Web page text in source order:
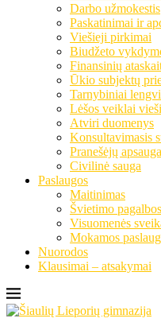
Darbo užmokestis
Paskatinimai ir
Viešieji pirkimai
Biudžeto
Finansinių
Ūkio subjektų
Tarnybiniai
Lėšos veiklai
Atviri duomenys
Konsultavimasis
Pranešėjų apsauga
Civilinė sauga
Paslaugos
Maitinimas
Švietimo
Visuomenės
Mokamos
Nuorodos
Klausimai – atsakymai